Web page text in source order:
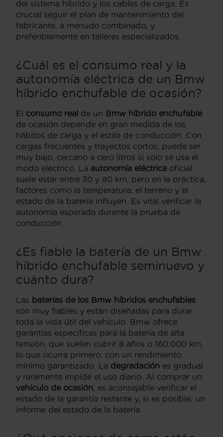
del sistema híbrido y los cables de carga. Es
crucial seguir el plan de mantenimiento del
fabricante, a menudo combinado, y
preferiblemente en talleres especializados.
¿Cuál es el consumo real y la
autonomía eléctrica de un Bmw
híbrido enchufable de ocasión?
El consumo real de un Bmw híbrido enchufable
de ocasión depende en gran medida de los
hábitos de carga y el estilo de conducción. Con
cargas frecuentes y trayectos cortos, puede ser
muy bajo, cercano a cero litros si solo se usa el
modo eléctrico. La autonomía eléctrica oficial
suele estar entre 30 y 80 km, pero en la práctica,
factores como la temperatura, el terreno y el
estado de la batería influyen. Es vital verificar la
autonomía esperada durante la prueba de
conducción.
¿Es fiable la batería de un Bmw
híbrido enchufable seminuevo y
cuánto dura?
Las baterías de los Bmw híbridos enchufables
son muy fiables y están diseñadas para durar
toda la vida útil del vehículo. Bmw ofrece
garantías específicas para la batería de alta
tensión, que suelen cubrir 8 años o 160.000 km,
lo que ocurra primero, con un rendimiento
mínimo garantizado. La degradación es gradual
y raramente impide el uso diario. Al comprar un
vehículo de ocasión , es aconsejable verificar el
estado de la garantía restante y, si es posible, un
informe del estado de la batería.